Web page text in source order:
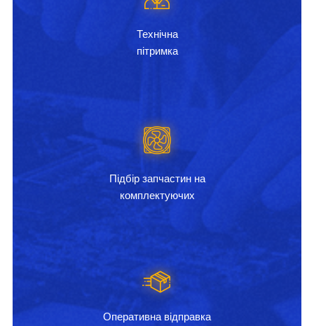
Технічна
пітримка
Підбір запчастин на
комплектуючих
Оперативна відправка